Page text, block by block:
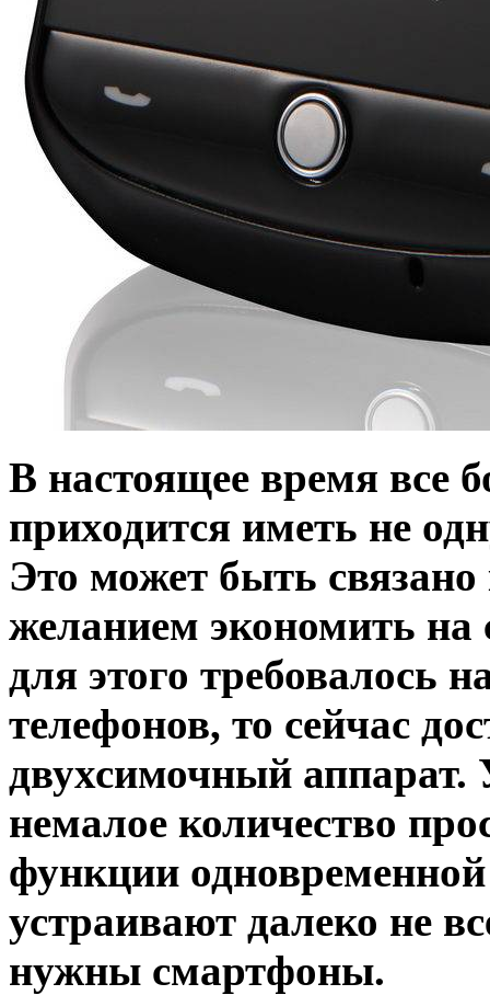
В настоящее время все
приходится иметь не
Это может быть связано
желанием экономить
для этого требовалось
телефонов, то сейчас
двухсимочный аппарат.
немалое количество
функции
устраивают далеко не
нужны смартфоны.